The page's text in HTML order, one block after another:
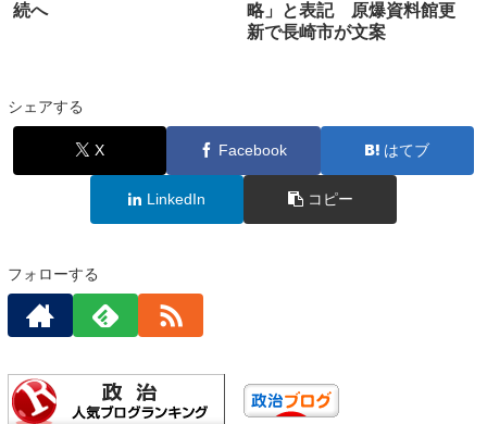
続へ
略」と表記 原爆資料館更
新で長崎市が文案
シェアする
X Facebook はてブ
LinkedIn コピー
フォローする